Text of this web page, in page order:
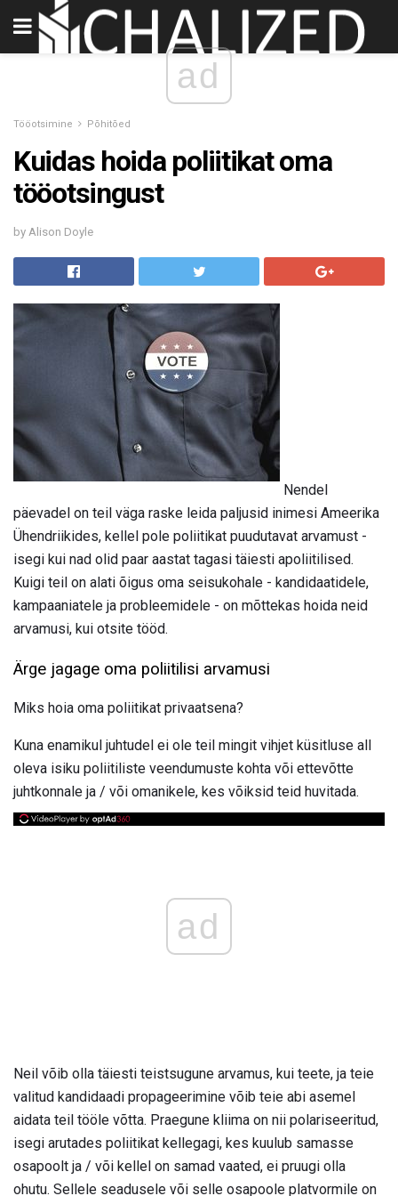
ad
Tööotsimine Põhitõed
Kuidas hoida poliitikat oma
tööotsingust
by Alison Doyle
Nendel
päevadel on teil väga raske leida paljusid inimesi Ameerika
Ühendriikides, kellel pole poliitikat puudutavat arvamust -
isegi kui nad olid paar aastat tagasi täiesti apoliitilised.
Kuigi teil on alati õigus oma seisukohale - kandidaatidele,
kampaaniatele ja probleemidele - on mõttekas hoida neid
arvamusi, kui otsite tööd.
Ärge jagage oma poliitilisi arvamusi
Miks hoia oma poliitikat privaatsena?
Kuna enamikul juhtudel ei ole teil mingit vihjet küsitluse all
oleva isiku poliitiliste veendumuste kohta või ettevõtte
juhtkonnale ja / või omanikele, kes võiksid teid huvitada.
ad
Neil võib olla täiesti teistsugune arvamus, kui teete, ja teie
valitud kandidaadi propageerimine võib teie abi asemel
aidata teil tööle võtta. Praegune kliima on nii polariseeritud,
isegi arutades poliitikat kellegagi, kes kuulub samasse
osapoolt ja / või kellel on samad vaated, ei pruugi olla
ohutu. Sellele seadusele või selle osapoole platvormile on